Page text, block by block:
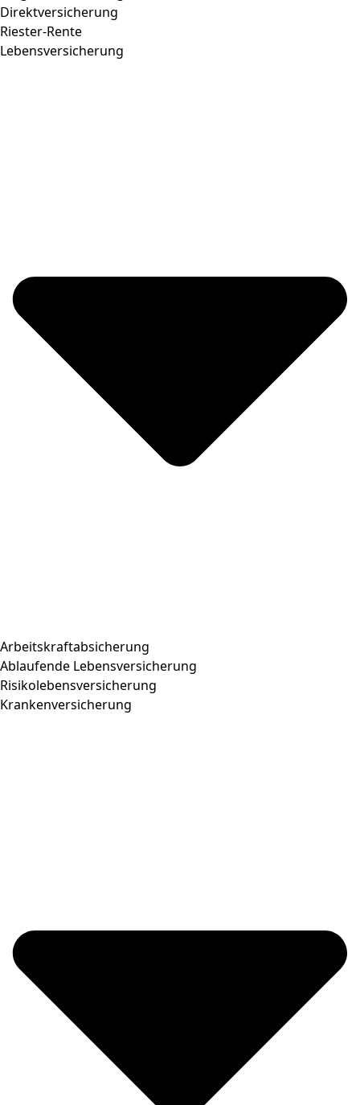
Direktversicherung
Riester-Rente
Lebensversicherung
Arbeitskraftabsicherung
Ablaufende Lebensversicherung
Risikolebensversicherung
Krankenversicherung